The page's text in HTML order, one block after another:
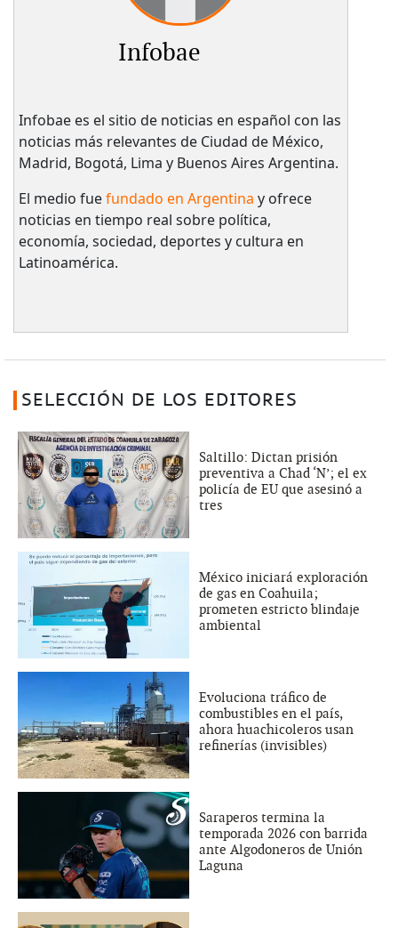
Infobae
Infobae es el sitio de noticias en español con las
noticias más relevantes de Ciudad de México,
Madrid, Bogotá, Lima y Buenos Aires Argentina.
El medio fuefundado en Argentina y ofrece
noticias en tiempo real sobre política,
economía, sociedad, deportes y cultura en
Latinoamérica.
SELECCIÓN DE LOS EDITORES
Saltillo: Dictan prisión
preventiva a Chad ‘N’; el ex
policía de EU que asesinó a
tres
México iniciará exploración
de gas en Coahuila;
prometen estricto blindaje
ambiental
Evoluciona tráfico de
combustibles en el país,
ahora huachicoleros usan
refinerías (invisibles)
Saraperos termina la
temporada 2026 con barrida
ante Algodoneros de Unión
Laguna